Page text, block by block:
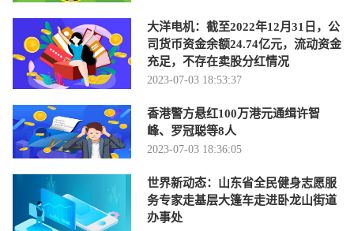
大洋电机：截至2022年12月31日，公
司货币资金余额24.74亿元，流动资金
充足，不存在卖股分红情况
2023-07-03 18:53:37
香港警方悬红100万港元通缉许智
峰、罗冠聪等8人
2023-07-03 18:36:05
世界新动态：山东省全民健身志愿服
务专家走基层大篷车走进卧龙山街道
办事处